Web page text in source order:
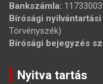
Bankszámla:
Bírósági nyilvántartási
Törvényszék)
Bírósági bejegyzés
Nyitva tartás